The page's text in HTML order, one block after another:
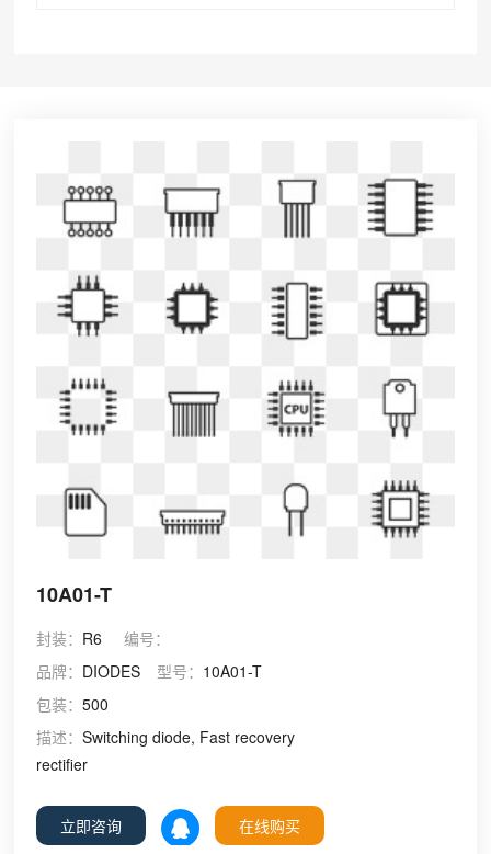
10A01-T
封装： R6
编号：
品牌： DIODES 型号： 10A01-T
包装：500
描述：Switching diode, Fast recovery
rectifier
立即咨询 在线购买